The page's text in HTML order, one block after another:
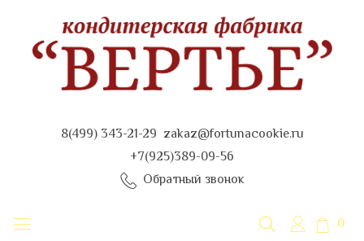
8(499) 343-21-29 zakaz@fortunacookie.ru
+7(925)389-09-56
Обратный звонок
0